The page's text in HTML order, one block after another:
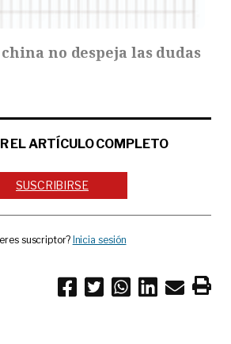
no despeja las dudas
EL ARTÍCULO COMPLETO
SUSCRIBIRSE
eres suscriptor? Inicia sesión